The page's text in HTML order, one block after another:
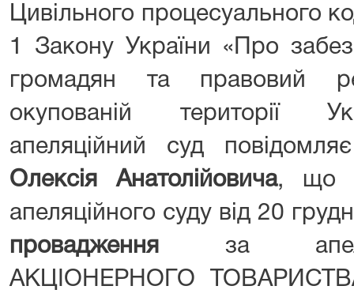
Цивільного процесуального
1 Закону України «Про
громадян та правовий
окупованій території
апеляційний суд
Олексія Анатолійовича, що
апеляційного суду від 20
провадження за
АКЦІОНЕРНОГО